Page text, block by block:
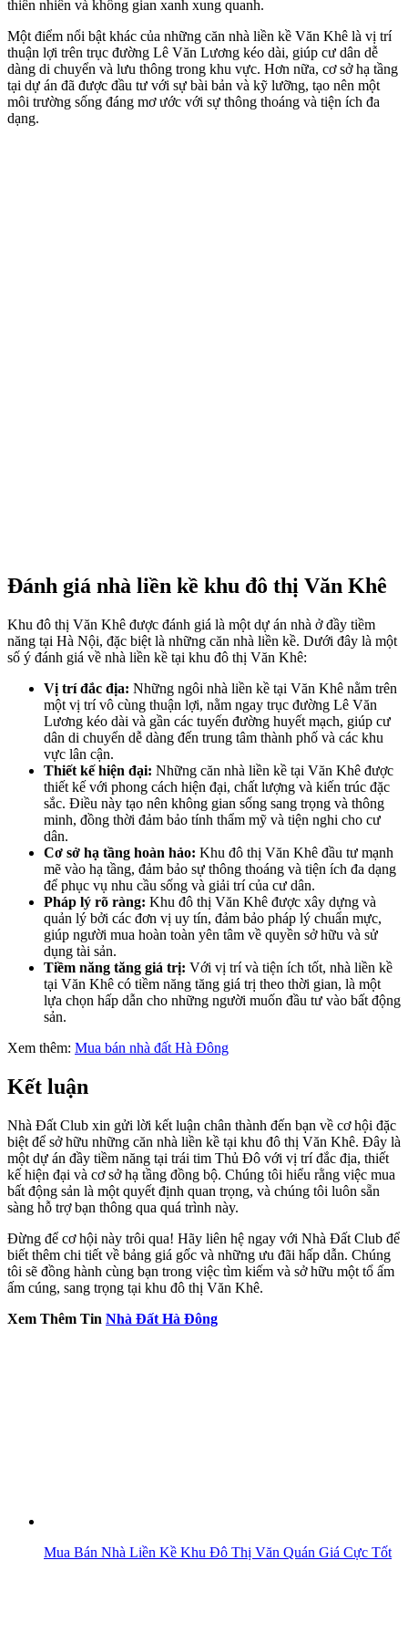
thiên nhiên và không gian xanh xung quanh.
Một điểm nổi bật khác của những căn nhà liền kề Văn Khê là vị trí
thuận lợi trên trục đường Lê Văn Lương kéo dài, giúp cư dân dễ
dàng di chuyển và lưu thông trong khu vực. Hơn nữa, cơ sở hạ tầng
tại dự án đã được đầu tư với sự bài bản và kỹ lưỡng, tạo nên một
môi trường sống đáng mơ ước với sự thông thoáng và tiện ích đa
dạng.
Đánh giá nhà liền kề khu đô thị Văn Khê
Khu đô thị Văn Khê được đánh giá là một dự án nhà ở đầy tiềm
năng tại Hà Nội, đặc biệt là những căn nhà liền kề. Dưới đây là một
số ý đánh giá về nhà liền kề tại khu đô thị Văn Khê:
Vị trí đắc địa: Những ngôi nhà liền kề tại Văn Khê nằm trên
một vị trí vô cùng thuận lợi, nằm ngay trục đường Lê Văn
Lương kéo dài và gần các tuyến đường huyết mạch, giúp cư
dân di chuyển dễ dàng đến trung tâm thành phố và các khu
vực lân cận.
Thiết kế hiện đại: Những căn nhà liền kề tại Văn Khê được
thiết kế với phong cách hiện đại, chất lượng và kiến trúc đặc
sắc. Điều này tạo nên không gian sống sang trọng và thông
minh, đồng thời đảm bảo tính thẩm mỹ và tiện nghi cho cư
dân.
Cơ sở hạ tầng hoàn hảo: Khu đô thị Văn Khê đầu tư mạnh
mẽ vào hạ tầng, đảm bảo sự thông thoáng và tiện ích đa dạng
để phục vụ nhu cầu sống và giải trí của cư dân.
Pháp lý rõ ràng: Khu đô thị Văn Khê được xây dựng và
quản lý bởi các đơn vị uy tín, đảm bảo pháp lý chuẩn mực,
giúp người mua hoàn toàn yên tâm về quyền sở hữu và sử
dụng tài sản.
Tiềm năng tăng giá trị: Với vị trí và tiện ích tốt, nhà liền kề
tại Văn Khê có tiềm năng tăng giá trị theo thời gian, là một
lựa chọn hấp dẫn cho những người muốn đầu tư vào bất động
sản.
Xem thêm: Mua bán nhà đất Hà Đông
Kết luận
Nhà Đất Club xin gửi lời kết luận chân thành đến bạn về cơ hội đặc
biệt để sở hữu những căn nhà liền kề tại khu đô thị Văn Khê. Đây là
một dự án đầy tiềm năng tại trái tim Thủ Đô với vị trí đắc địa, thiết
kế hiện đại và cơ sở hạ tầng đồng bộ. Chúng tôi hiểu rằng việc mua
bất động sản là một quyết định quan trọng, và chúng tôi luôn sẵn
sàng hỗ trợ bạn thông qua quá trình này.
Đừng để cơ hội này trôi qua! Hãy liên hệ ngay với Nhà Đất Club để
biết thêm chi tiết về bảng giá gốc và những ưu đãi hấp dẫn. Chúng
tôi sẽ đồng hành cùng bạn trong việc tìm kiếm và sở hữu một tổ ấm
ấm cúng, sang trọng tại khu đô thị Văn Khê.
Xem Thêm Tin Nhà Đất Hà Đông
Mua Bán Nhà Liền Kề Khu Đô Thị Văn Quán Giá Cực Tốt